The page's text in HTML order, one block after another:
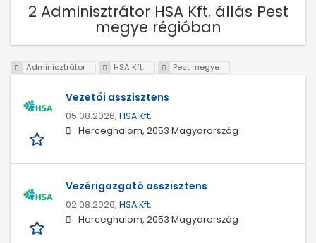
2 Adminisztrátor HSA Kft. állás Pest
megye régióban
Adminisztrátor HSA Kft. Pest megye
Vezetői asszisztens
05.08.2026, HSA Kft.
Herceghalom, 2053 Magyarország
Vezérigazgató asszisztens
02.08.2026, HSA Kft.
Herceghalom, 2053 Magyarország